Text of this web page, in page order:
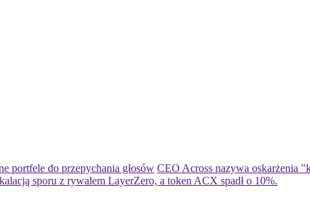
portfele do przepychania głosów CEO Across nazywa oskarżenia
sporu z rywalem LayerZero, a token ACX spadł o 10%.